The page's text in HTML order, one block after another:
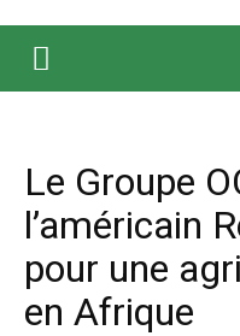
Le Groupe
l’américain
pour une
en Afrique